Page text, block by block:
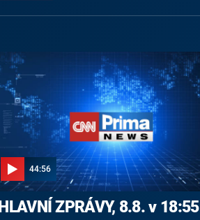
44:56
HLAVNÍ ZPRÁVY, 8.8. v 18:55